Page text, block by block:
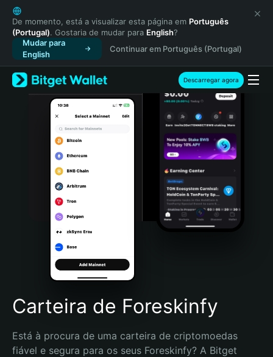
English
日本語
Tiếng Việt
Русский
Español (Latinoamérica)
Türkçe
Italiano
Português (Portugal)
Bahasa Indonesia
Português (Brasil)
Español (Argentina)
De momento, está a visualizar esta página em Português
(Portugal). Gostaria de mudar para English?
Mudar para
English
Continuar em Português (Portugal)
Descarregar agora
Carteira de Foreskinfy
Está à procura de uma carteira de criptomoedas
fiável e segura para os seus Foreskinfy? A Bitget